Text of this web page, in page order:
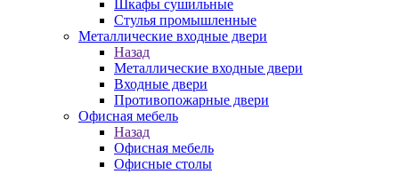
Шкафы сушильные
Стулья промышленные
Металлические входные двери
Назад
Металлические входные двери
Входные двери
Противопожарные двери
Офисная мебель
Назад
Офисная мебель
Офисные столы